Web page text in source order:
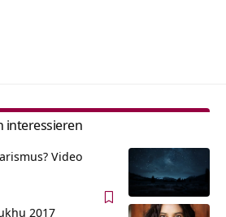
interessieren
Video
2017